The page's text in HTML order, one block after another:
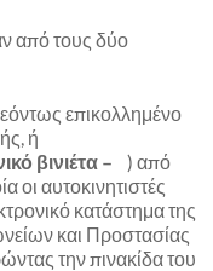
από τους δύο
επικολλημένο
ή
βινιέτα – ) από
οι αυτοκινητιστές
κατάστημα της
και Προστασίας
την πινακίδα του